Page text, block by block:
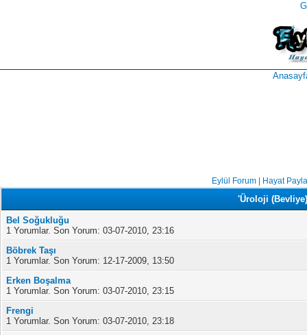
Eylül Forum | Hayat
'Üroloji
Bel Soğukluğu
1 Yorumlar. Son Yorum: 03-07-2010, 23:16
Böbrek Taşı
1 Yorumlar. Son Yorum: 12-17-2009, 13:50
Erken Boşalma
1 Yorumlar. Son Yorum: 03-07-2010, 23:15
Frengi
1 Yorumlar. Son Yorum: 03-07-2010, 23:18